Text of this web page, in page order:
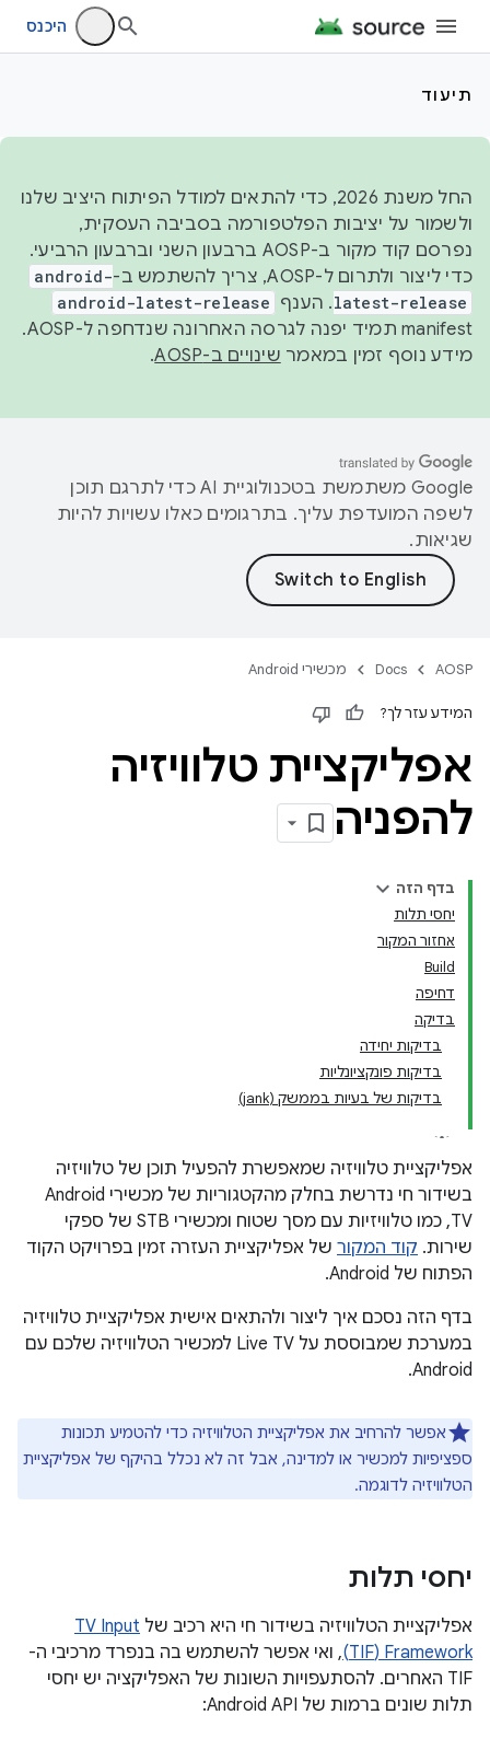
היכנס
תיעוד
החל משנת 2026, כדי להתאים למודל הפיתוח היציב שלנו
ולשמור על יציבות הפלטפורמה בסביבה העסקית,
נפרסם קוד מקור ב-AOSP ברבעון השני וברבעון הרביעי.
כדי ליצור ולתרום ל-AOSP, צריך להשתמש ב-
android-
latest-release. הענף android-latest-release
manifest תמיד יפנה לגרסה האחרונה שנדחפה ל-AOSP.
מידע נוסף זמין במאמר שינויים ב-AOSP .
‫Google משתמשת בטכנולוגיית AI כדי לתרגם תוכן
לשפה המועדפת עליך. בתרגומים כאלו עשויות להיות
שגיאות.
AOSP
Docs מכשירי Android
המידע עזר לך?
אפליקציית טלוויזיה
להפניה
בדף הזה
יחסי תלות
אחזור המקור
Build
דחיפה
בדיקה
בדיקות יחידה
בדיקות פונקציונליות
בדיקות של בעיות בממשק (jank)
אפליקציית טלוויזיה שמאפשרת להפעיל תוכן של טלוויזיה
בשידור חי נדרשת בחלק מהקטגוריות של מכשירי Android
TV, כמו טלוויזיות עם מסך שטוח ומכשירי STB של ספקי
שירות. קוד המקור של אפליקציית העזרה זמין בפרויקט הקוד
הפתוח של Android.
בדף הזה נסכם איך ליצור ולהתאים אישית אפליקציית טלוויזיה
במערכת שמבוססת על Live TV למכשיר הטלוויזיה שלכם עם
Android.
אפשר להרחיב את אפליקציית הטלוויזיה כדי להטמיע תכונות
ספציפיות למכשיר או למדינה, אבל זה לא נכלל בהיקף של אפליקציית
הטלוויזיה לדוגמה.
יחסי תלות
אפליקציית הטלוויזיה בשידור חי היא רכיב של TV Input
Framework‏ (TIF)
, ואי אפשר להשתמש בה בנפרד מרכיבי ה-
TIF האחרים. להסתעפויות השונות של האפליקציה יש יחסי
תלות שונים ברמות של Android API: